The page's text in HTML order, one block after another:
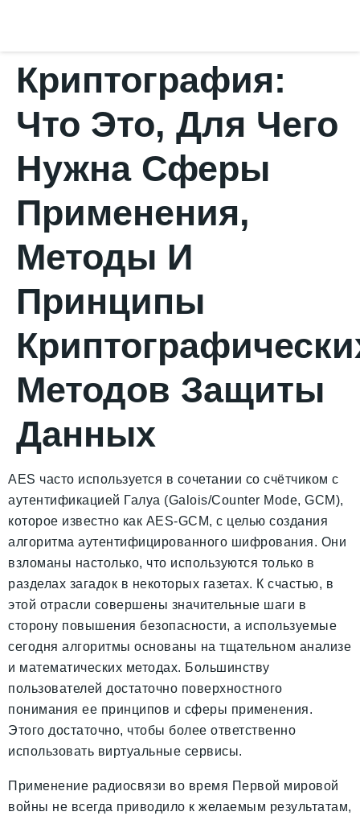
Криптография:
Что Это, Для Чего
Нужна Сферы
Применения,
Методы И
Принципы
Методов Защиты
Данных
AES часто используется в сочетании со счётчиком с
аутентификацией Галуа (Galois/Counter Mode, GCM),
которое известно как AES-GCM, с целью создания
алгоритма аутентифицированного шифрования. Они
взломаны настолько, что используются только в
разделах загадок в некоторых газетах. К счастью, в
этой отрасли совершены значительные шаги в
сторону повышения безопасности, а используемые
сегодня алгоритмы основаны на тщательном анализе
и математических методах. Большинству
пользователей достаточно поверхностного
понимания ее принципов и сферы применения.
Этого достаточно, чтобы более ответственно
использовать виртуальные сервисы.
Применение радиосвязи во время Первой мировой
войны не всегда приводило к желаемым результатам,